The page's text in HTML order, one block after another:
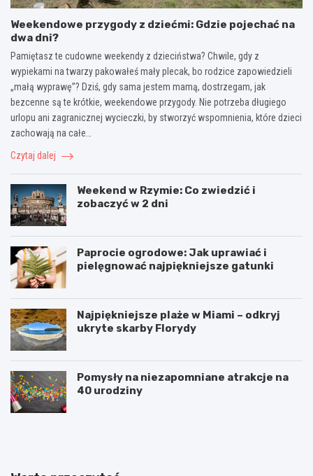
Weekendowe przygody z dziećmi: Gdzie pojechać na
dwa dni?
Pamiętasz te cudowne weekendy z dzieciństwa? Chwile, gdy z
wypiekami na twarzy pakowałeś mały plecak, bo rodzice zapowiedzieli
„małą wyprawę”? Dziś, gdy sama jestem mamą, dostrzegam, jak
bezcenne są te krótkie, weekendowe przygody. Nie potrzeba długiego
urlopu ani zagranicznej wycieczki, by stworzyć wspomnienia, które dzieci
zachowają na całe…
Czytaj dalej
Weekend w Rzymie: Co zwiedzić i
zobaczyć w 2 dni
Paprocie ogrodowe: Jak uprawiać i
pielęgnować najpiękniejsze gatunki
Najpiękniejsze plaże w Miami – odkryj
ukryte skarby Florydy
Pomysły na niezapomniane atrakcje na
40 urodziny
M
S